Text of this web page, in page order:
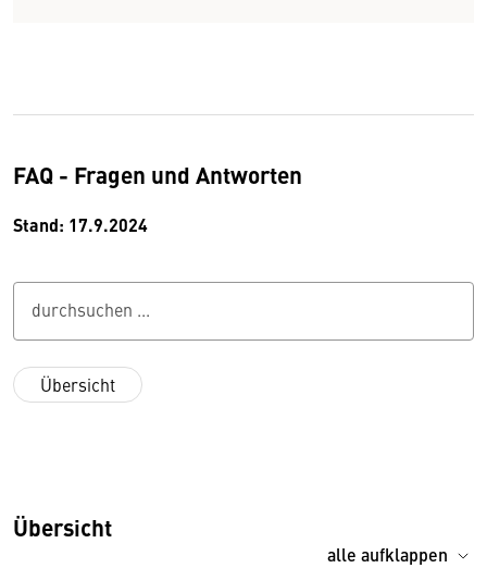
FAQ - Fragen und Antworten
Stand: 17.9.2024
durchsuchen ...
Übersicht
Übersicht
alle aufklappen